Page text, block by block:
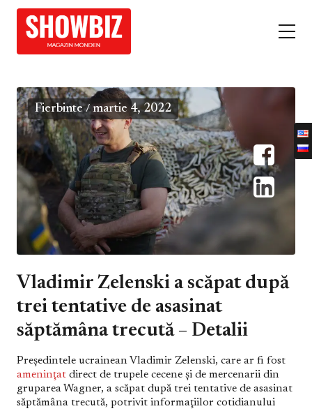
Fierbinte/martie 4, 2022
Vladimir Zelenski a scăpat după
trei tentative de asasinat
săptămâna trecută – Detalii
Preşedintele ucrainean Vladimir Zelenski, care ar fi fost
ameninţat direct de trupele cecene şi de mercenarii din
gruparea Wagner, a scăpat după trei tentative de asasinat
săptămâna trecută, potrivit informaţiilor cotidianului